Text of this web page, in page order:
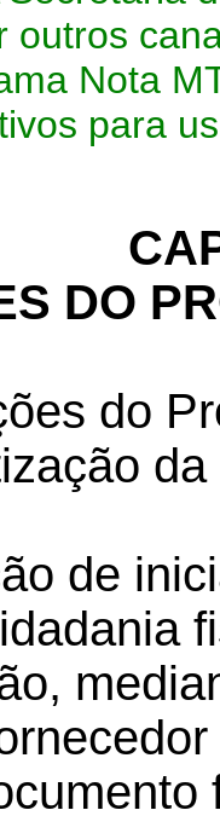
outros
Nota
para
DO
do
de